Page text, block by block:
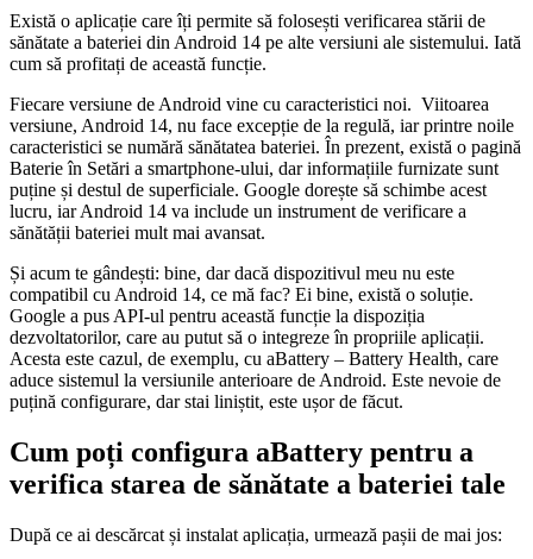
Există o aplicație care îți permite să folosești verificarea stării de
sănătate a bateriei din Android 14 pe alte versiuni ale sistemului. Iată
cum să profitați de această funcție.
Fiecare versiune de Android vine cu caracteristici noi. Viitoarea
versiune, Android 14, nu face excepție de la regulă, iar printre noile
caracteristici se numără sănătatea bateriei. În prezent, există o pagină
Baterie în Setări a smartphone-ului, dar informațiile furnizate sunt
puține și destul de superficiale. Google dorește să schimbe acest
lucru, iar Android 14 va include un instrument de verificare a
sănătății bateriei mult mai avansat.
Și acum te gândești: bine, dar dacă dispozitivul meu nu este
compatibil cu Android 14, ce mă fac? Ei bine, există o soluție.
Google a pus API-ul pentru această funcție la dispoziția
dezvoltatorilor, care au putut să o integreze în propriile aplicații.
Acesta este cazul, de exemplu, cu aBattery – Battery Health, care
aduce sistemul la versiunile anterioare de Android. Este nevoie de
puțină configurare, dar stai liniștit, este ușor de făcut.
Cum poți configura aBattery pentru a
verifica starea de sănătate a bateriei tale
După ce ai descărcat și instalat aplicația, urmează pașii de mai jos: